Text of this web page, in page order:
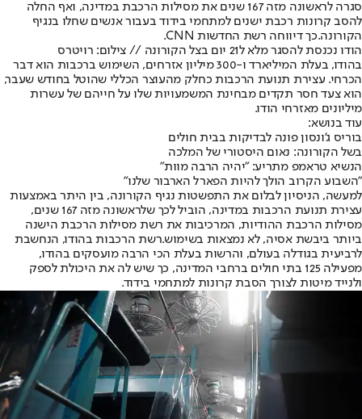
סגרה לראשונה מזה 167 שנים את מסילות הרכבת במדינה, ואף החלה
להסב קרונות רכבת ישנים למתחמי בידוד בעבור אנשים שחלו בנגיף
הקורונה.כך דיווחה רשת החדשות CNN
.
הודו נכנסת להסגר מלא ל21 יום בצל הקורונה // צילום: רויטרס
בהודו, בעלת המיליארד ו-300 מיליון אזרחים, השימוש ברכבות הוא דבר
הכרחי. עצירת תנועת הרכבות כחלק מהעוצר הכללי שהוטל בחודש שעבר,
הוא צעד חסר תקדים מבחינת המשמעויות שלו על חייהם של עשרות
מיליונים מאזרחי הודו.
עוד בנושא:
בוריס ג'ונסון פונה לבדיקות בבית חולים
בשל הקורונה: נאום היסטורי של המלכה
הנשיא טראמפ מתריע: "יהיה הרבה מוות"
"השבוע הקרוב הולך להיות הפארל הארבור שלנו"
למעשה, הניסיון לבלום את התפשטות נגיף הקורונה, בין היתר באמצעות
עצירת תנועת הרכבות במדינה, הוביל לכך שלראשונה מזה 167 שנים,
מסילות הרכבת ההודיות, המרכיבות את רשת מסילות הרכבת הישנה
ביותר ביבשת אסיה, לא נמצאות בשימוש.רשת הרכבות בהודו, הנחשבת
לרביעית בגודלה בעולם, והרשות בעלת הכי הרבה מועסקים בהודו,
מפעילה 125 בתי חולים ברחבי המדינה, כך שיש לה את היכולת לספק
ולנייד מיטות לצורך הסבת קרונות למתחמי בידוד.